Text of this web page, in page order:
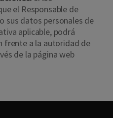
el Responsable de
sus datos personales de
aplicable, podrá
frente a la autoridad de
de la página web